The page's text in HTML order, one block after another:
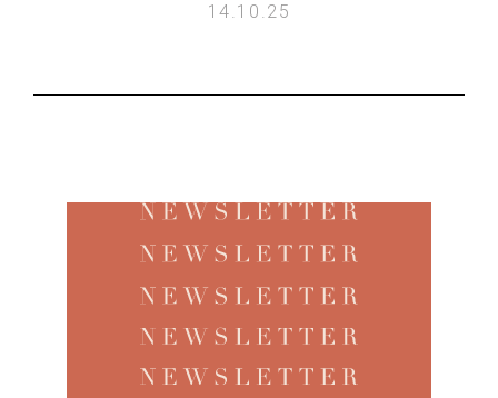
14.10.25